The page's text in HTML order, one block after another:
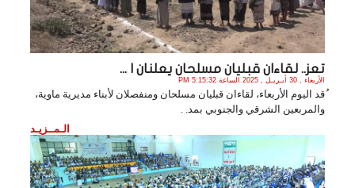
تعز.. لقاءان قبليان مسلحان يعلنان ا ...
الأربعاء , 30 أبـريـل , 2025 الساعة 5:15:32 PM
ُقد اليوم الأربعاء، لقاءان قبليان مسلحان ومنفصلان لأبناء مديرية ماوية،
والمربعين الشرقي والجنوبي بمد. .
الـمــزيـد